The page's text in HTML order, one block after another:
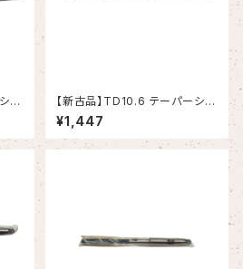
【新古品】TD10.6 テーパーシャ
¥1,447